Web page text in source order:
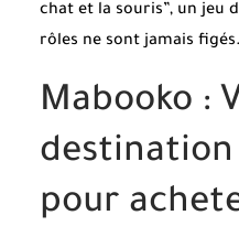
chat et la souris”, un jeu
rôles ne sont jamais figés.
Mabooko :
pour